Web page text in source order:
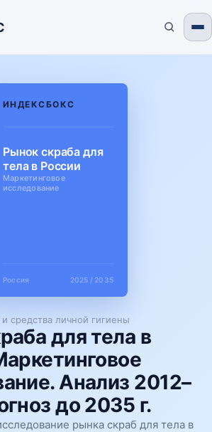
средства личной гигиены
для тела в
Анализ 2012–
до 2035 г.
рынка скраб для тела в
ИНДЕКСБОКС
Рынок скраба для
тела в России
Маркетинговое
исследование
Россия 2025 / 2035